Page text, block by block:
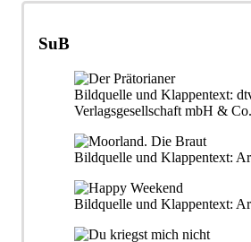
SuB
Bildquelle und Klappentext:
Verlagsgesellschaft mbH &
Bildquelle und Klappentext:
Bildquelle und Klappentext: